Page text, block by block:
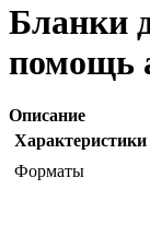
Бланки
помощь
Описание
Характеристики
Форматы